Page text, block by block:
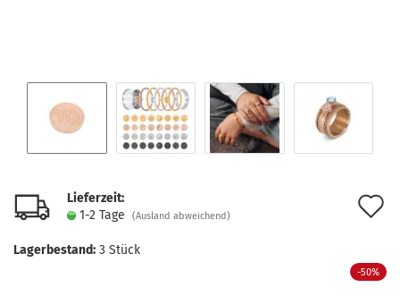
Lieferzeit:
1-2 Tage
(Ausland abweichend)
Lagerbestand: 3 Stück
-50%